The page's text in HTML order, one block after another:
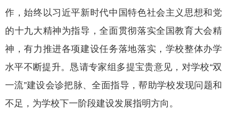
作，始终以习近平新时代中国特色社会主义思想和党
的十九大精神为指导，全面贯彻落实全国教育大会精
神，有力推进各项建设任务落地落实，学校整体办学
水平不断提升。恳请专家组多提宝贵意见，对学校“双
一流”建设会诊把脉、全面指导，帮助学校发现问题和
不足，为学校下一阶段建设发展指明方向。